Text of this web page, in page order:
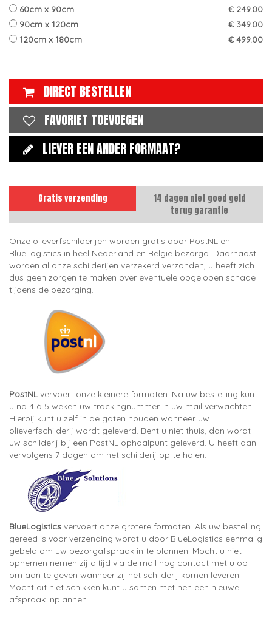
60cm x 90cm
€ 249.00
90cm x 120cm
€ 349.00
120cm x 180cm
€ 499.00
DIRECT BESTELLEN
FAVORIET TOEVOEGEN
LIEVER EEN ANDER FORMAAT?
Gratis verzending
14 dagen niet goed geld
terug garantie
Onze olieverfschilderijen worden gratis door PostNL en
BlueLogistics in heel Nederland en België bezorgd. Daarnaast
worden al onze schilderijen verzekerd verzonden, u heeft zich
dus geen zorgen te maken over eventuele opgelopen schade
tijdens de bezorging.
PostNLvervoert onze kleinere formaten. Na uw bestelling kunt
u na 4 à 5 weken uw trackingnummer in uw mail verwachten.
Hierbij kunt u zelf in de gaten houden wanneer uw
olieverfschilderij wordt geleverd. Bent u niet thuis, dan wordt
uw schilderij bij een PostNL ophaalpunt geleverd. U heeft dan
vervolgens 7 dagen om het schilderij op te halen.
BlueLogistics vervoert onze grotere formaten. Als uw bestelling
gereed is voor verzending wordt u door BlueLogistics eenmalig
gebeld om uw bezorgafspraak in te plannen. Mocht u niet
opnemen nemen zij altijd via de mail nog contact met u op
om aan te geven wanneer zij het schilderij komen leveren.
Mocht dit niet schikken kunt u samen met hen een nieuwe
afspraak inplannen.